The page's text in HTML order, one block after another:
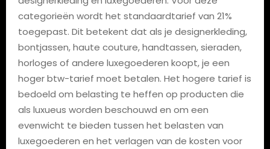
categorieën wordt het standaardtarief van 21%
toegepast. Dit betekent dat als je designerkleding,
bontjassen, haute couture, handtassen, sieraden,
horloges of andere luxegoederen koopt, je een
hoger btw-tarief moet betalen. Het hogere tarief is
bedoeld om belasting te heffen op producten die
als luxueus worden beschouwd en om een
evenwicht te bieden tussen het belasten van
luxegoederen en het verlagen van de kosten voor